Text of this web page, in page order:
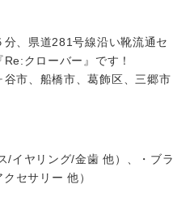
、県道281号線沿い靴流通セ
クローバー』です！
市、船橋市、葛飾区、三郷市
/イヤリング/金歯 他）、・ブラ
セサリー 他）